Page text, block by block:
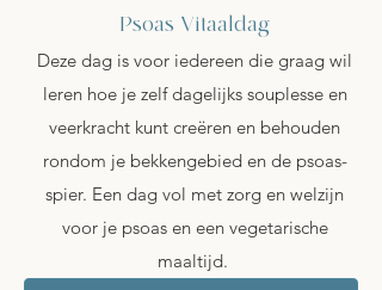
Psoas Vitaaldag
Deze dag is voor iedereen die graag wil
leren hoe je zelf dagelijks souplesse en
veerkracht kunt creëren en behouden
rondom je bekkengebied en de psoas-
spier. Een dag vol met zorg en welzijn
voor je psoas en een vegetarische
maaltijd.